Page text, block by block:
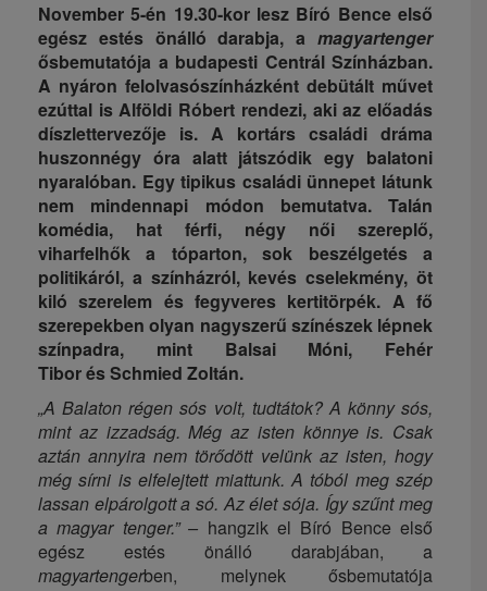
November 5-én 19.30-kor lesz Bíró Bence első
egész estés önállódarabja, amagyartenger
ősbemutatója a budapesti Centrál Színházban.
A nyáron felolvasószínházként debütált művet
ezúttal is Alföldi Róbert rendezi, aki az előadás
díszlettervezője is. A kortárs családi dráma
huszonnégy óra alatt játszódik egy balatoni
nyaralóban. Egy tipikus családi ünnepet látunk
nem mindennapi módon bemutatva. Talán
komédia, hat férfi, négy női szereplő,
viharfelhők a tóparton, sok beszélgetés a
politikáról, a színházról, kevés cselekmény, öt
kiló szerelem és fegyveres kertitörpék. A fő
szerepekben olyan nagyszerű színészek lépnek
színpadra, mint Balsai Móni, Fehér
Tibor és Schmied Zoltán.
„A Balaton régen sós volt, tudtátok? A könny sós,
mint az izzadság. Még az isten könnye is. Csak
aztán annyira nem törődött velünk az isten, hogy
még sírni is elfelejtett miattunk. A tóból meg szép
lassan elpárolgott a só. Az élet sója. Így szűnt meg
a magyar tenger.” – hangzik el Bíró Bence első
egész estés önálló darabjában, a
magyartengerben, melynek ősbemutatója